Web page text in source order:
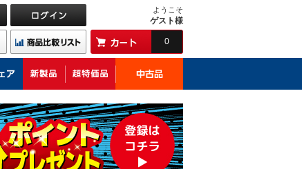
ようこそ
ゲスト様
0